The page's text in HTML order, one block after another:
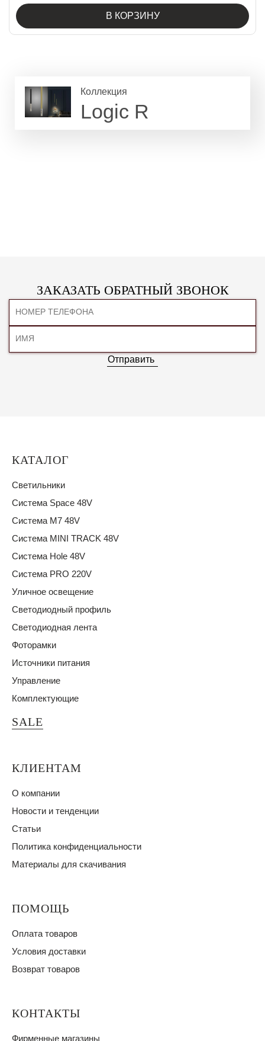
В КОРЗИНУ
Коллекция
Logic R
ЗАКАЗАТЬ ОБРАТНЫЙ ЗВОНОК
Отправить
КАТАЛОГ
Светильники
Система Space 48V
Система M7 48V
Система MINI TRACK 48V
Система Hole 48V
Система PRO 220V
Уличное освещение
Светодиодный профиль
Светодиодная лента
Фоторамки
Источники питания
Управление
Комплектующие
SALE
КЛИЕНТАМ
О компании
Новости и тенденции
Статьи
Политика конфиденциальности
Материалы для скачивания
ПОМОЩЬ
Оплата товаров
Условия доставки
Возврат товаров
КОНТАКТЫ
Фирменные магазины